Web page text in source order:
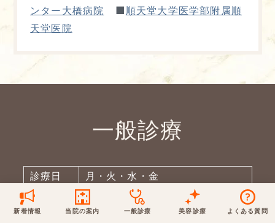
ンター大橋病院
■ 順天堂大学医学部附属順
天堂医院
新着情報
最新医療トピックス
新着ブログ記事
取材協力
当院の案内
アクセス・地図
当院のポリシー
一般診療
形成外科
※ 木・日・祝は休診です
美容診療 よくある質問
木・日・祝は休診 日・祝はお休みです
一般診療
診療日
月・火・水・金
9:30～12:30／15:00～18:30
土 9:30～12:30